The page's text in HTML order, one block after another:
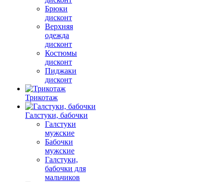
Брюки
дисконт
Верхняя
одежда
дисконт
Костюмы
дисконт
Пиджаки
дисконт
Трикотаж
Галстуки, бабочки
Галстуки
мужские
Бабочки
мужские
Галстуки,
бабочки для
мальчиков